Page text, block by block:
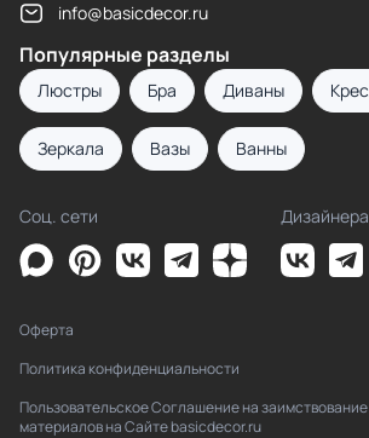
info@basicdecor.ru
Популярные разделы
Люстры Бра Диваны
Зеркала Вазы Ванны
Соц. сети
Оферта
Политика конфиденциальности
Пользовательское Соглашение на
материалов на Сайте basicdecor.ru